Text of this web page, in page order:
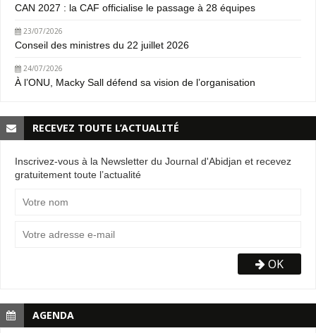
CAN 2027 : la CAF officialise le passage à 28 équipes
23/07/2026
Conseil des ministres du 22 juillet 2026
24/07/2026
À l’ONU, Macky Sall défend sa vision de l’organisation
RECEVEZ TOUTE L’ACTUALITÉ
Inscrivez-vous à la Newsletter du Journal d'Abidjan et recevez
gratuitement toute l’actualité
OK
AGENDA